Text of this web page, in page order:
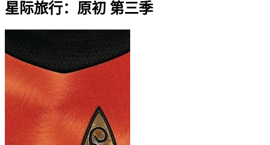
星际旅行：原初 第三季